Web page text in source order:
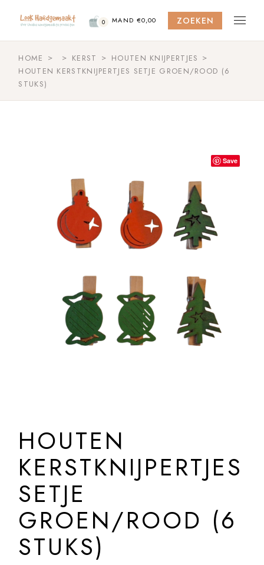
content
0 MAND €0,00 ZOEKEN
HOME KERST
HOUTEN KNIJPERTJES
HOUTEN KERSTKNIJPERTJES SETJE GROEN/ROOD (6
STUKS)
Save
HOUTEN
KERSTKNIJPERTJES
SETJE
GROEN/ROOD (6
STUKS)